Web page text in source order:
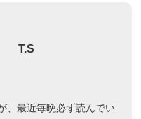
T.S
、最近毎晩必ず読んでい